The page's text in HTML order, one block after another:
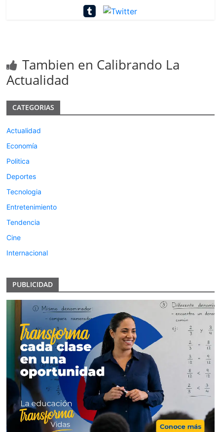
Tambien en Calibrando La
Actualidad
CATEGORIAS
Actualidad
Economía
Politica
Deportes
Tecnologia
Entretenimiento
Tendencia
Cine
Internacional
PUBLICIDAD